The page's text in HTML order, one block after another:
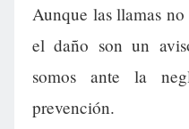
Aunque las llamas
el daño son un
somos ante la
prevención.